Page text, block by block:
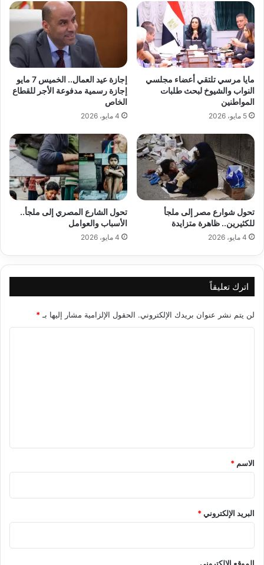
مايا مرسي تلتقي أعضاء مجلسي
النواب والشيوخ لبحث طلبات
المواطنين
5 مايو، 2026
إجازة عيد العمال.. الخميس 7 مايو
إجازة رسمية مدفوعة الأجر للقطاع
الخاص
4 مايو، 2026
تحول شوارع مصر إلى ملجأ
للكثيرين.. ظاهرة متزايدة
4 مايو، 2026
تحول الشارع المصري إلى ملجأ..
الأسباب والعوامل
4 مايو، 2026
اترك تعليقاً
لن يتم نشر عنوان بريدك الإلكتروني. الحقول الإلزامية مشار إليها بـ *
*
الاسم *
البريد الإلكتروني*
الموقع الإلكتروني